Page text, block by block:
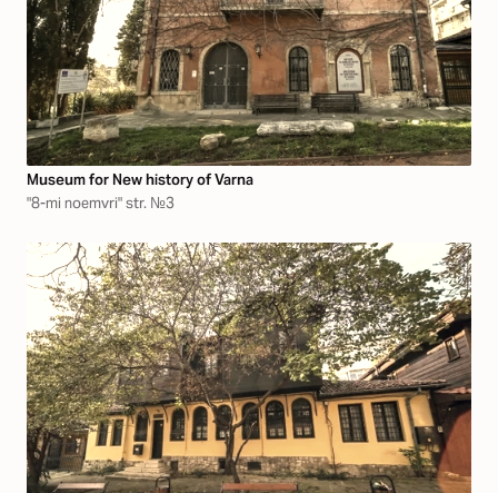
Museum for New history of Varna
"8-mi noemvri" str. №3